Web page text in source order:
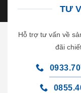
TƯ
Hỗ trợ tư vấn về
đãi